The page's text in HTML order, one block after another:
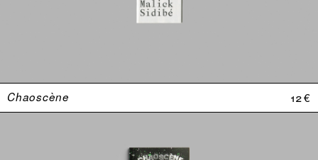
Chaoscène 12 €